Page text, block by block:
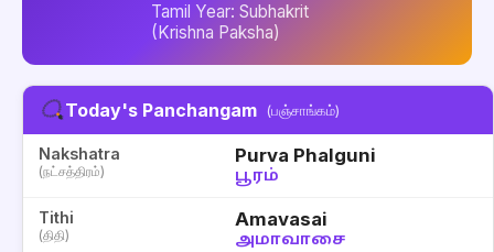
Tamil Year: Subhakrit
(Krishna Paksha)
Today's Panchangam (பஞ்சாங்கம்)
Nakshatra
(நட்சத்திரம்)
Purva Phalguni
பூரம்
Tithi
(திதி)
Amavasai
அமாவாசை